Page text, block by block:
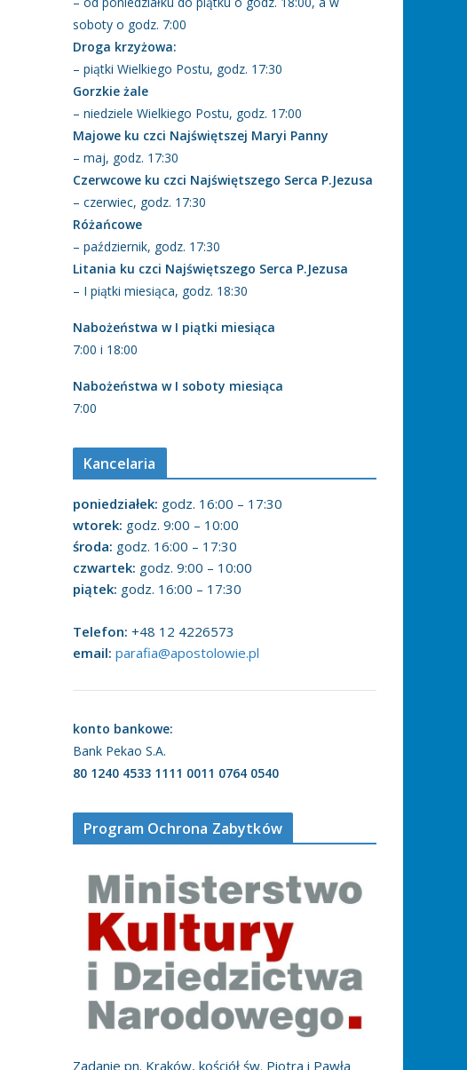
soboty o godz. 7:00
Droga krzyżowa:
– piątki Wielkiego Postu, godz. 17:30
Gorzkie żale
– niedziele Wielkiego Postu, godz. 17:00
Majowe ku czci Najświętszej Maryi Panny
– maj, godz. 17:30
Czerwcowe ku czci Najświętszego Serca P.Jezusa
– czerwiec, godz. 17:30
Różańcowe
– październik, godz. 17:30
Litania ku czci Najświętszego Serca P.Jezusa
– I piątki miesiąca, godz. 18:30
Nabożeństwa w I piątki miesiąca
7:00 i 18:00
Nabożeństwa w I soboty miesiąca
7:00
Kancelaria
poniedziałek: godz. 16:00 – 17:30
wtorek: godz. 9:00 – 10:00
środa: godz. 16:00 – 17:30
czwartek: godz. 9:00 – 10:00
piątek: godz. 16:00 – 17:30
Telefon: +48 12 4226573
email: parafia@apostolowie.pl
konto bankowe:
Bank Pekao S.A.
80 1240 4533 1111 0011 0764 0540
Program Ochrona Zabytków
Zadanie pn. Kraków, kościół św. Piotra i Pawła